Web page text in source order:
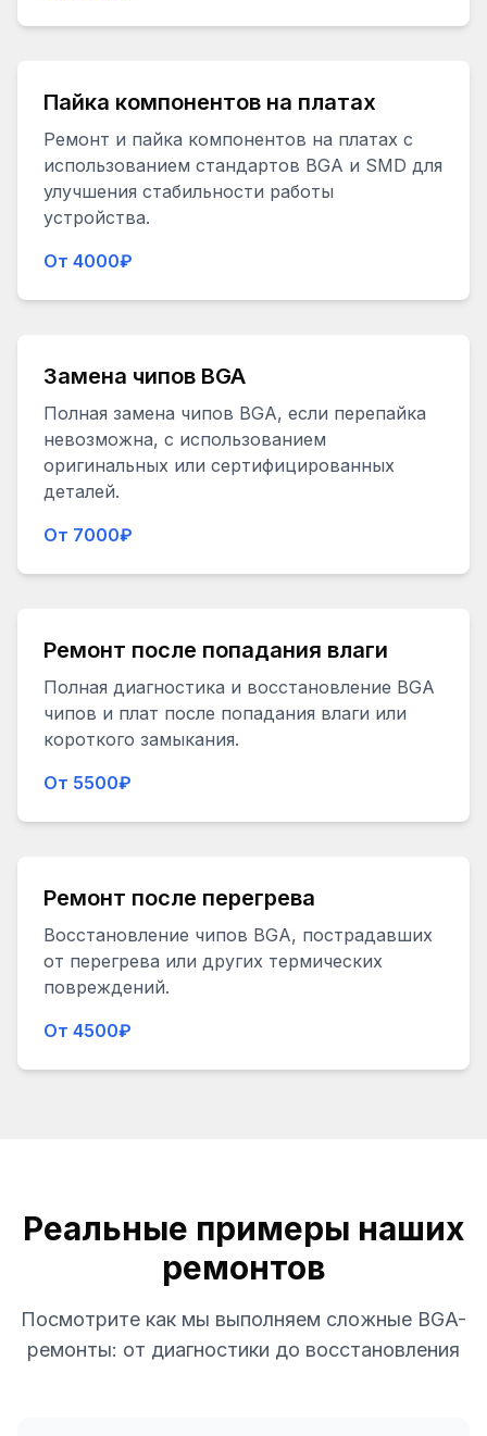
Пайка компонентов на платах
Ремонт и пайка компонентов на платах с
использованием стандартов BGA и SMD для
улучшения стабильности работы
устройства.
От 4000₽
Замена чипов BGA
Полная замена чипов BGA, если перепайка
невозможна, с использованием
оригинальных или сертифицированных
деталей.
От 7000₽
Ремонт после попадания влаги
Полная диагностика и восстановление BGA
чипов и плат после попадания влаги или
короткого замыкания.
От 5500₽
Ремонт после перегрева
Восстановление чипов BGA, пострадавших
от перегрева или других термических
повреждений.
От 4500₽
Реальные примеры наших
ремонтов
Посмотрите как мы выполняем сложные BGA-
ремонты: от диагностики до восстановления